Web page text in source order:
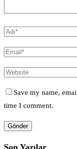
Save my name,
time I comment.
Son Yazılar